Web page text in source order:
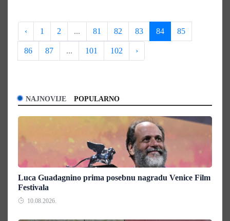
‹ 1 2 ... 81 82 83 84 85
86 87 ... 101 102 ›
NAJNOVIJE POPULARNO
Luca Guadagnino prima posebnu nagradu Venice Film
Festivala
10.08.2026.